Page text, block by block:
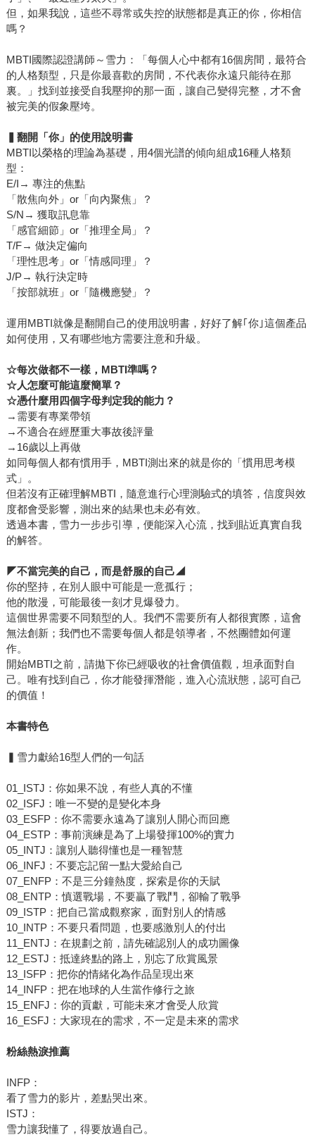
但，如果我說，這些不尋常或失控的狀態都是真正的你，你相信
嗎？
MBTI國際認證講師～雪力：「每個人心中都有16個房間，最符合
的人格類型，只是你最喜歡的房間，不代表你永遠只能待在那
裏。」找到並接受自我壓抑的那一面，讓自己變得完整，才不會
被完美的假象壓垮。
翻開「你」的使用說明書
MBTI以榮格的理論為基礎，用4個光譜的傾向組成16種人格類
型：
E/I→ 專注的焦點
「散焦向外」or「向內聚焦」？
S/N→ 獲取訊息靠
「感官細節」or「推理全局」？
T/F→ 做決定偏向
「理性思考」or「情感同理」？
J/P→ 執行決定時
「按部就班」or「隨機應變」？
運用MBTI就像是翻開自己的使用說明書，好好了解｢你｣這個產品
如何使用，又有哪些地方需要注意和升級。
☆每次做都不一樣，MBTI準嗎？
☆人怎麼可能這麼簡單？
☆憑什麼用四個字母判定我的能力？
→需要有專業帶領
→不適合在經歷重大事故後評量
→16歲以上再做
如同每個人都有慣用手，MBTI測出來的就是你的「慣用思考模
式」。
但若沒有正確理解MBTI，隨意進行心理測驗式的填答，信度與效
度都會受影響，測出來的結果也未必有效。
透過本書，雪力一步步引導，便能深入心流，找到貼近真實自我
的解答。
◤不當完美的自己，而是舒服的自己◢
你的堅持，在別人眼中可能是一意孤行；
他的散漫，可能最後一刻才見爆發力。
這個世界需要不同類型的人。我們不需要所有人都很實際，這會
無法創新；我們也不需要每個人都是領導者，不然團體如何運
作。
開始MBTI之前，請拋下你已經吸收的社會價值觀，坦承面對自
己。唯有找到自己，你才能發揮潛能，進入心流狀態，認可自己
的價值！
本書特色
▍雪力獻給16型人們的一句話
01_ISTJ：你如果不說，有些人真的不懂
02_ISFJ：唯一不變的是變化本身
03_ESFP：你不需要永遠為了讓別人開心而回應
04_ESTP：事前演練是為了上場發揮100%的實力
05_INTJ：讓別人聽得懂也是一種智慧
06_INFJ：不要忘記留一點大愛給自己
07_ENFP：不是三分鐘熱度，探索是你的天賦
08_ENTP：慎選戰場，不要贏了戰鬥，卻輸了戰爭
09_ISTP：把自己當成觀察家，面對別人的情感
10_INTP：不要只看問題，也要感激別人的付出
11_ENTJ：在規劃之前，請先確認別人的成功圖像
12_ESTJ：抵達終點的路上，別忘了欣賞風景
13_ISFP：把你的情緒化為作品呈現出來
14_INFP：把在地球的人生當作修行之旅
15_ENFJ：你的貢獻，可能未來才會受人欣賞
16_ESFJ：大家現在的需求，不一定是未來的需求
粉絲熱淚推薦
INFP：
看了雪力的影片，差點哭出來。
ISTJ：
雪力讓我懂了，得要放過自己。